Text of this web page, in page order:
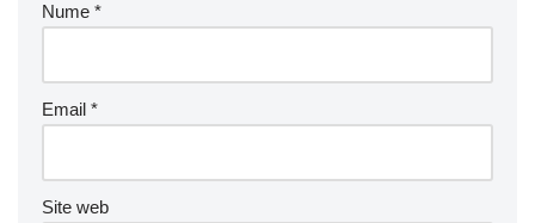
Nume *
Email *
Site web